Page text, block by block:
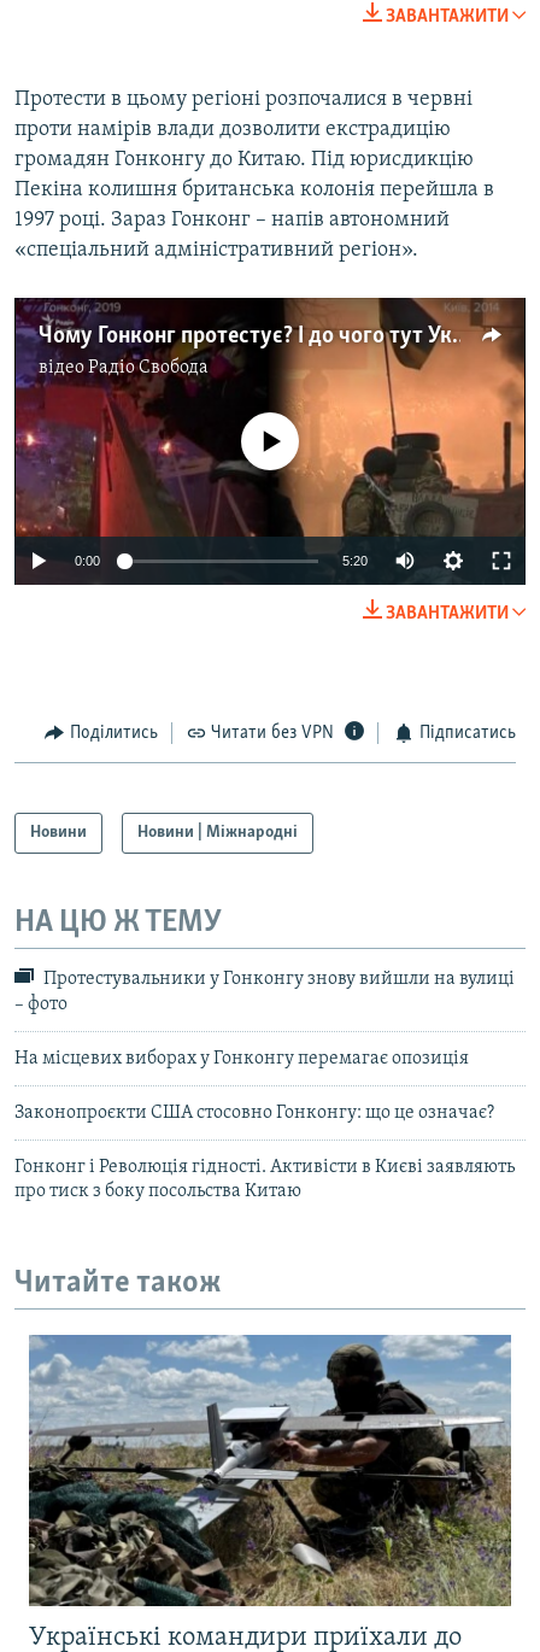
ЗАВАНТАЖИТИ
Протести в цьому регіоні розпочалися в червні
проти намірів влади дозволити екстрадицію
громадян Гонконгу до Китаю. Під юрисдикцію
Пекіна колишня британська колонія перейшла в
1997 році. Зараз Гонконг – напів автономний
«спеціальний адміністративний регіон».
Чому Гонконг протестує? І до чого тут Україна? – відео
відеоРадіо Свобода
No media source currently available
0:00 5:20
ЗАВАНТАЖИТИ
Поділитись Читати без VPN Підписатись
Новини Новини | Міжнародні
НА ЦЮ Ж ТЕМУ
Протестувальники у Гонконгу знову вийшли на вулиці
– фото
На місцевих виборах у Гонконгу перемагає опозиція
Законопроєкти США стосовно Гонконгу: що це означає?
Гонконг і Революція гідності. Активісти в Києві заявляють
про тиск з боку посольства Китаю
Читайте також
Українські командири приїхали до